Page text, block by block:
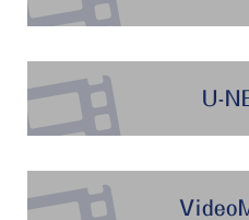
U-